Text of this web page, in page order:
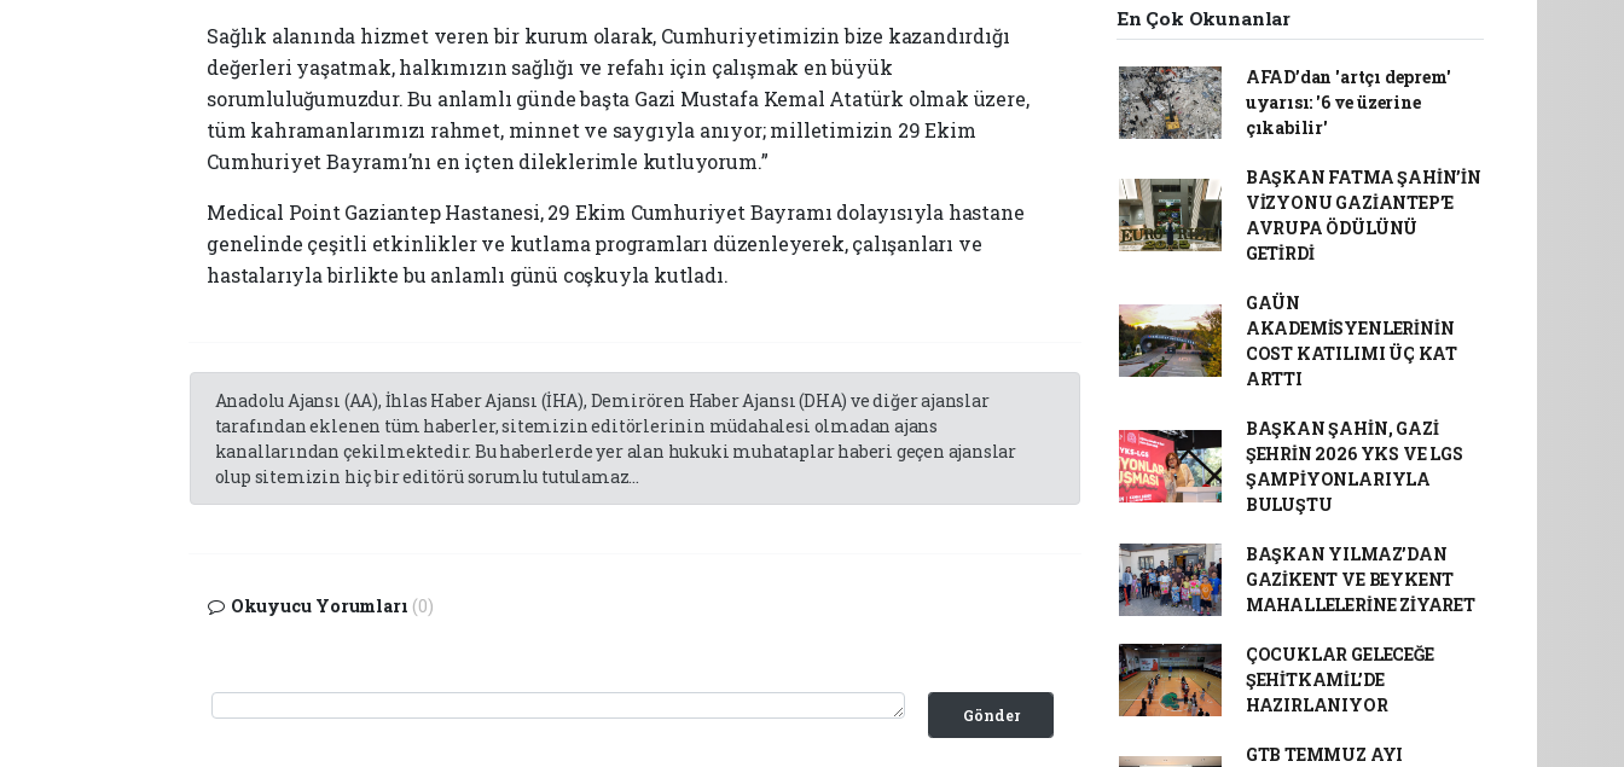
Sağlık alanında hizmet veren bir kurum olarak, Cumhuriyetimizin bize kazandırdığı
değerleri yaşatmak, halkımızın sağlığı ve refahı için çalışmak en büyük
sorumluluğumuzdur. Bu anlamlı günde başta Gazi Mustafa Kemal Atatürk olmak üzere,
tüm kahramanlarımızı rahmet, minnet ve saygıyla anıyor; milletimizin 29 Ekim
Cumhuriyet Bayramı’nı en içten dileklerimle kutluyorum.”
Medical Point Gaziantep Hastanesi, 29 Ekim Cumhuriyet Bayramı dolayısıyla hastane
genelinde çeşitli etkinlikler ve kutlama programları düzenleyerek, çalışanları ve
hastalarıyla birlikte bu anlamlı günü coşkuyla kutladı.
Anadolu Ajansı (AA), İhlas Haber Ajansı (İHA), Demirören Haber Ajansı (DHA) ve diğer ajanslar
tarafından eklenen tüm haberler, sitemizin editörlerinin müdahalesi olmadan ajans
kanallarından çekilmektedir. Bu haberlerde yer alan hukuki muhataplar haberi geçen ajanslar
olup sitemizin hiç bir editörü sorumlu tutulamaz...
Okuyucu Yorumları (0)
Gönder
En Çok Okunanlar
AFAD’dan 'artçı deprem'
uyarısı: '6 ve üzerine
çıkabilir'
BAŞKAN FATMA ŞAHİN’İN
VİZYONU GAZİANTEP’E
AVRUPA ÖDÜLÜNÜ
GETİRDİ
GAÜN
AKADEMİSYENLERİNİN
COST KATILIMI ÜÇ KAT
ARTTI
BAŞKAN ŞAHİN, GAZİ
ŞEHRİN 2026 YKS VE LGS
ŞAMPİYONLARIYLA
BULUŞTU
BAŞKAN YILMAZ’DAN
GAZİKENT VE BEYKENT
MAHALLELERİNE ZİYARET
ÇOCUKLAR GELECEĞE
ŞEHİTKAMİL’DE
HAZIRLANIYOR
GTB TEMMUZ AYI